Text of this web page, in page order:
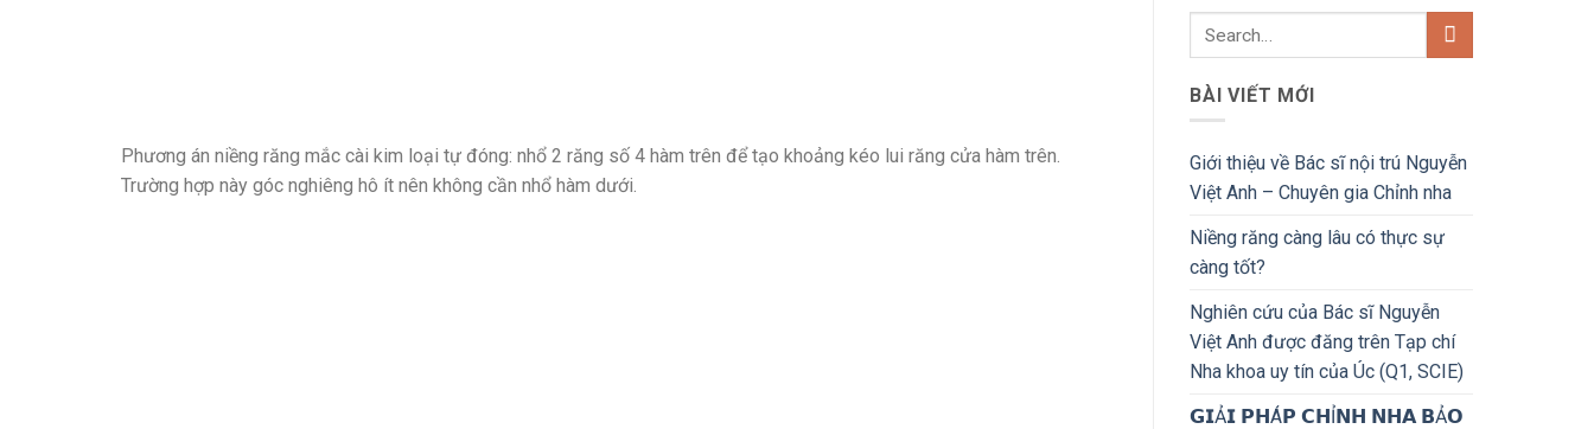
Phương án niềng răng mắc cài kim loại tự đóng: nhổ 2 răng số 4 hàm trên để tạo khoảng kéo lui răng cửa hàm trên.
Trường hợp này góc nghiêng hô ít nên không cần nhổ hàm dưới.
BÀI VIẾT MỚI
Giới thiệu về Bác sĩ nội trú Nguyễn
Việt Anh – Chuyên gia Chỉnh nha
Niềng răng càng lâu có thực sự
càng tốt?
Nghiên cứu của Bác sĩ Nguyễn
Việt Anh được đăng trên Tạp chí
Nha khoa uy tín của Úc (Q1, SCIE)
𝗚𝗜Ả𝗜 𝗣𝗛Á𝗣 𝗖𝗛Ỉ𝗡𝗛 𝗡𝗛𝗔 𝗕Ả𝗢